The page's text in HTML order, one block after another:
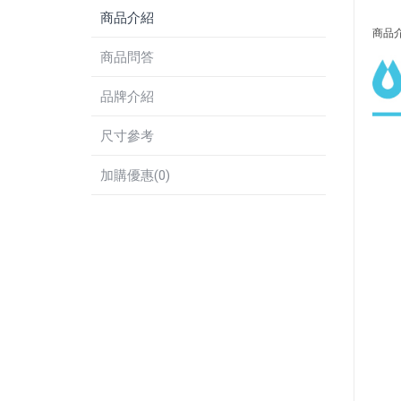
商品介紹
商品問答
品牌介紹
尺寸參考
加購優惠(0)
商品